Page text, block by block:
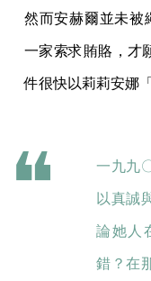
然而安赫爾並未被
一家索求賄賂，才
件很快以莉莉安娜
一九九
以真誠
論她人
錯？在